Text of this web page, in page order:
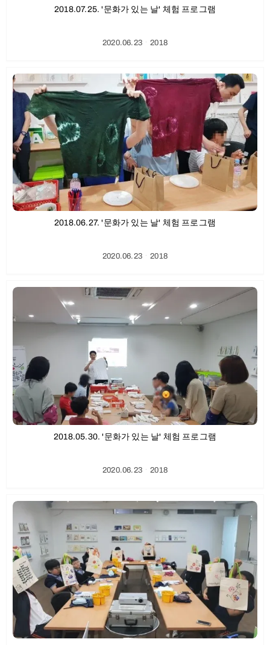
2018.07.25. '문화가 있는 날' 체험 프로그램
2020.06.23ㆍ2018
2018.06.27. '문화가 있는 날' 체험 프로그램
2020.06.23ㆍ2018
2018.05.30. '문화가 있는 날' 체험 프로그램
2020.06.23ㆍ2018